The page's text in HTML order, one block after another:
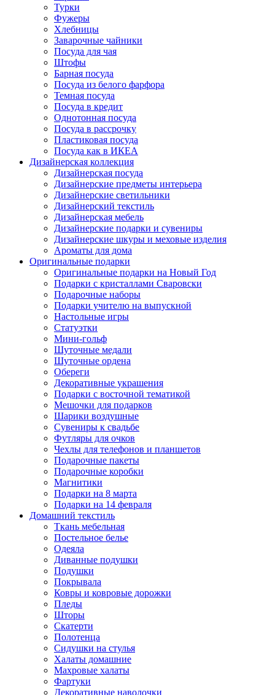
Турки
Фужеры
Хлебницы
Заварочные чайники
Посуда для чая
Штофы
Барная посуда
Посуда из белого фарфора
Темная посуда
Посуда в кредит
Однотонная посуда
Посуда в рассрочку
Пластиковая посуда
Посуда как в ИКЕА
Дизайнерская коллекция
Дизайнерская посуда
Дизайнерские предметы интерьера
Дизайнерские светильники
Дизайнерский текстиль
Дизайнерская мебель
Дизайнерские подарки и сувениры
Дизайнерские шкуры и меховые изделия
Ароматы для дома
Оригинальные подарки
Оригинальные подарки на Новый Год
Подарки с кристаллами Сваровски
Подарочные наборы
Подарки учителю на выпускной
Настольные игры
Статуэтки
Мини-гольф
Шуточные медали
Шуточные ордена
Обереги
Декоративные украшения
Подарки с восточной тематикой
Мешочки для подарков
Шарики воздушные
Сувениры к свадьбе
Футляры для очков
Чехлы для телефонов и планшетов
Подарочные пакеты
Подарочные коробки
Магнитики
Подарки на 8 марта
Подарки на 14 февраля
Домашний текстиль
Ткань мебельная
Постельное белье
Одеяла
Диванные подушки
Подушки
Покрывала
Ковры и ковровые дорожки
Пледы
Шторы
Скатерти
Полотенца
Сидушки на стулья
Халаты домашние
Махровые халаты
Фартуки
Декоративные наволочки